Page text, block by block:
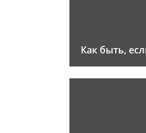
Как быть,